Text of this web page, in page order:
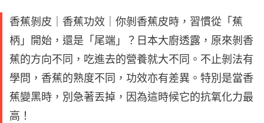
香蕉剝皮｜香蕉功效｜你剝香蕉皮時，習慣從「蕉
柄」開始，還是「尾端」？日本大廚透露，原來剝香
蕉的方向不同，吃進去的營養就大不同。不止剝法有
學問，香蕉的熟度不同，功效亦有差異。特別是當香
蕉變黑時，別急著丟掉，因為這時候它的抗氧化力最
高！